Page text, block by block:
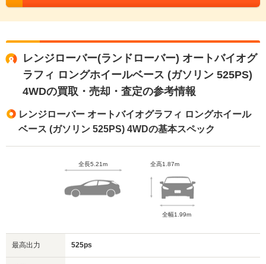
レンジローバー(ランドローバー) オートバイオグ
ラフィ ロングホイールベース (ガソリン 525PS)
4WDの買取・売却・査定の参考情報
レンジローバー オートバイオグラフィ ロングホイール
ベース (ガソリン 525PS) 4WDの基本スペック
全長5.21m 全高1.87m
全幅1.99m
最高出力 525ps